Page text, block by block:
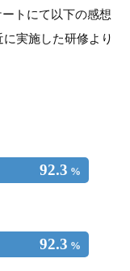
トにて以下の感想
実施した研修より
92.3 %
92.3 %